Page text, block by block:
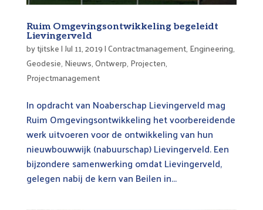
Ruim Omgevingsontwikkeling begeleidt
Lievingerveld
bytjitske| Jul 11, 2019|Contractmanagement, Engineering,
Geodesie, Nieuws,Ontwerp, Projecten,
Projectmanagement
In opdracht van Noaberschap Lievingerveld mag
Ruim Omgevingsontwikkeling het voorbereidende
werk uitvoeren voor de ontwikkeling van hun
nieuwbouwwijk (nabuurschap) Lievingerveld. Een
bijzondere samenwerking omdat Lievingerveld,
gelegen nabij de kern van Beilen in...